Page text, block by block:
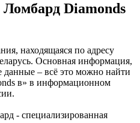
Diamonds
находящаяся по адресу
Основная информация,
данные – всё это можно найти
в» в информационном
- специализированная